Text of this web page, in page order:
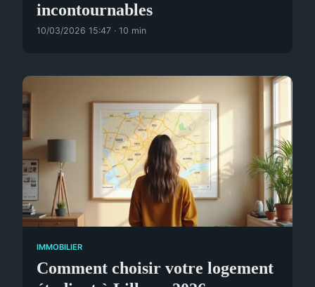
incontournables
10/03/2026 15:47 · 10 min
IMMOBILIER
Comment choisir votre logement